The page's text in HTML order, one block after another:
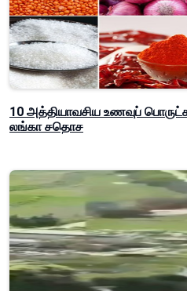
10 அத்தியாவசிய உணவுப்
லங்கா சதொச